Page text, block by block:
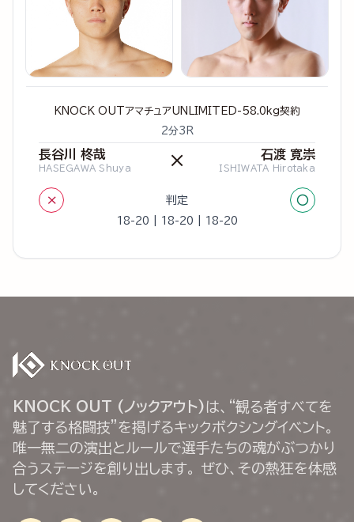
KNOCK OUTアマチュアUNLIMITED-58.0kg契約
2分3R
長谷川 柊哉
HASEGAWA Shuya × 石渡 寛崇
ISHIWATA Hirotaka
× 判定 ○
18-20 | 18-20 | 18-20
KNOCK OUT (ノックアウト) は、“観る者すべてを
魅了する格闘技”を掲げるキックボクシングイベント。
唯一無二の演出とルールで選手たちの魂がぶつかり
合うステージを創り出します。 ぜひ、その熱狂を体感
してください。